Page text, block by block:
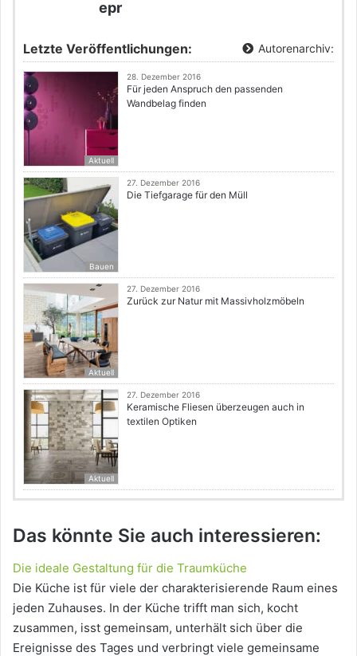
epr
Letzte Veröffentlichungen: Autorenarchiv:
Aktuell
28. Dezember 2016
Für jeden Anspruch den passenden
Wandbelag finden
Bauen
27. Dezember 2016
Die Tiefgarage für den Müll
Aktuell
27. Dezember 2016
Zurück zur Natur mit Massivholzmöbeln
Aktuell
27. Dezember 2016
Keramische Fliesen überzeugen auch in
textilen Optiken
Das könnte Sie auch interessieren:
Die ideale Gestaltung für die Traumküche
Die Küche ist für viele der charakterisierende Raum eines
jeden Zuhauses. In der Küche trifft man sich, kocht
zusammen, isst gemeinsam, unterhält sich über die
Ereignisse des Tages und verbringt viele gemeinsame